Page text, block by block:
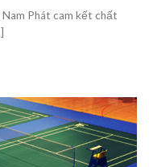
Nam Phát cam kết chất